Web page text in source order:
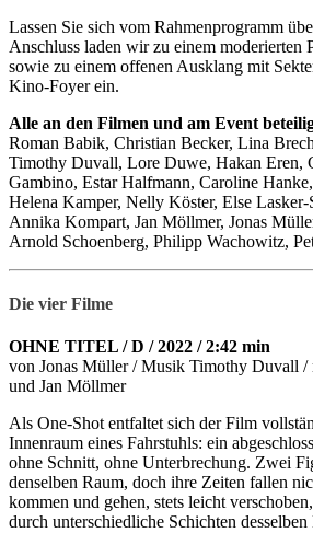
Lassen Sie sich vom Rahmenprogramm
Anschluss laden wir zu einem moderierten
sowie zu einem offenen Ausklang mit
Kino-Foyer ein.
Alle an den Filmen und am Event
Roman Babik, Christian Becker, Lina
Timothy Duvall, Lore Duwe, Hakan Eren,
Gambino, Estar Halfmann, Caroline
Helena Kamper, Nelly Köster, Else
Annika Kompart, Jan Möllmer, Jonas
Arnold Schoenberg, Philipp Wachowitz,
Die vier Filme
OHNE TITEL / D / 2022 / 2:42 min
von Jonas Müller / Musik Timothy Duvall
und Jan Möllmer
Als One-Shot entfaltet sich der Film
Innenraum eines Fahrstuhls: ein
ohne Schnitt, ohne Unterbrechung. Zwei
denselben Raum, doch ihre Zeiten fallen
kommen und gehen, stets leicht
durch unterschiedliche Schichten desselben